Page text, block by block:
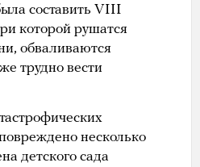
составить VIII
которой рушатся
обваливаются
трудно вести
несколько
детского сада